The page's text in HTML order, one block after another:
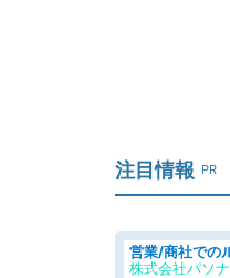
注目情報 PR
株式会社パソナ